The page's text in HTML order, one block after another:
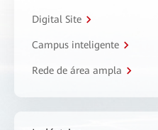
Digital Site
Campus inteligente
Rede de área ampla